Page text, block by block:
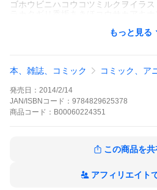
ゴホウビニハコウコツミルクヲイラ
プラチナ文庫
サウスボーン伯ウィリアムは、資産家
の申し出を受ける。だがその代価は、
た。実はウィリアムの乳首は、絶頂と
もっと見る
本、雑誌、コミック コミック、ア
発売日： 2014/2/14
JAN/ISBNコード： 9784829625378
商品 コード： B00060224351
この商品を共
アフィリエイト